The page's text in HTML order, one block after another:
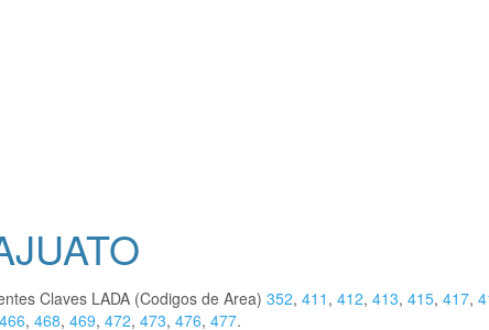
Claves LADA (Codigos de Area) 352, 411 , 412, 413, 415, 417,
466, 468, 469, 472, 473, 476, 477.